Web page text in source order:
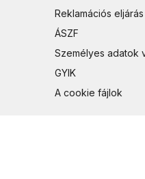
Reklamációs eljárás
ÁSZF
Személyes adatok
GYIK
A cookie fájlok